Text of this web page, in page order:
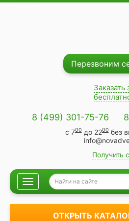
Перезвоним
Заказать
8 (499) 301-75-76
с 700до 2200без
Получить
Навигация
ОТКРЫТЬ